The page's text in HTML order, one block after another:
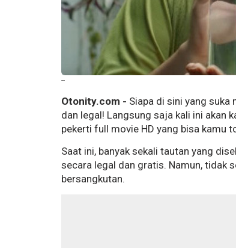
--
Otonity.com - Siapa di sini yang
dan legal! Langsung saja kali ini akan
pekerti full movie HD yang bisa kamu
Saat ini, banyak sekali tautan yang
secara legal dan gratis. Namun, tidak
bersangkutan.